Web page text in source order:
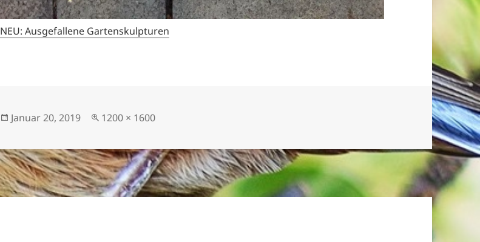
NEU: Ausgefallene Gartenskulpturen
Veröffentlicht
Januar 20, 2019 Originalgröße
1200 × 1600